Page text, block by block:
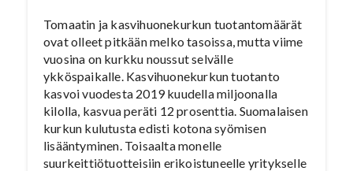
Tomaatin ja kasvihuonekurkun tuotantomäärät
ovat olleet pitkään melko tasoissa, mutta viime
vuosina on kurkku noussut selvälle
ykköspaikalle. Kasvihuonekurkun tuotanto
kasvoi vuodesta 2019 kuudella miljoonalla
kilolla, kasvua peräti 12 prosenttia. Suomalaisen
kurkun kulutusta edisti kotona syömisen
lisääntyminen. Toisaalta monelle
suurkeittiötuotteisiin erikoistuneelle yritykselle